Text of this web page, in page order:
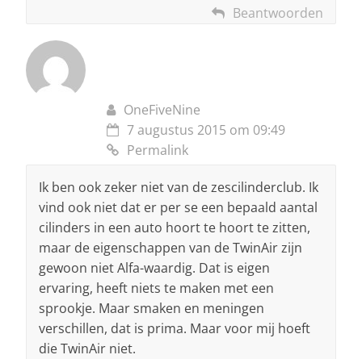
Beantwoorden
OneFiveNine
7 augustus 2015 om 09:49
Permalink
Ik ben ook zeker niet van de zescilinderclub. Ik
vind ook niet dat er per se een bepaald aantal
cilinders in een auto hoort te hoort te zitten,
maar de eigenschappen van de TwinAir zijn
gewoon niet Alfa-waardig. Dat is eigen
ervaring, heeft niets te maken met een
sprookje. Maar smaken en meningen
verschillen, dat is prima. Maar voor mij hoeft
die TwinAir niet.